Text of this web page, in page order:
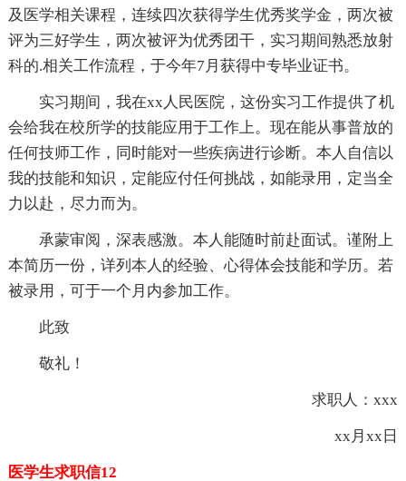
及医学相关课程，连续四次获得学生优秀奖学金，两次被
评为三好学生，两次被评为优秀团干，实习期间熟悉放射
科的.相关工作流程，于今年7月获得中专毕业证书。
实习期间，我在xx人民医院，这份实习工作提供了机
会给我在校所学的技能应用于工作上。现在能从事普放的
任何技师工作，同时能对一些疾病进行诊断。本人自信以
我的技能和知识，定能应付任何挑战，如能录用，定当全
力以赴，尽力而为。
承蒙审阅，深表感激。本人能随时前赴面试。谨附上
本简历一份，详列本人的经验、心得体会技能和学历。若
被录用，可于一个月内参加工作。
此致
敬礼！
求职人：xxx
xx月xx日
医学生求职信12